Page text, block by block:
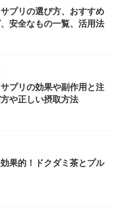
プリの選び方、おすすめ
安全なもの一覧、活用法
プリの効果や副作用と注
や正しい摂取方法
果的！ドクダミ茶とプル